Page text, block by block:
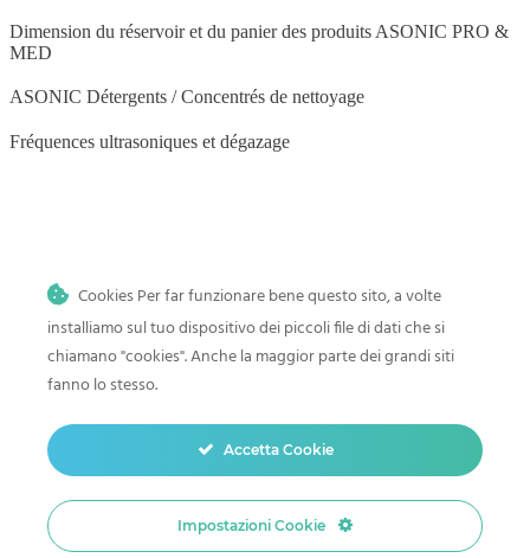
Dimension du réservoir et du panier des produits ASONIC PRO &
MED
ASONIC Détergents / Concentrés de nettoyage
Fréquences ultrasoniques et dégazage
Nettoyage par ultrasons à domicile
Histoire et progrès du nettoyage par ultrasons
Comment nettoyer les jouets de bébé dans un nettoyeur à ultrasons
Nettoyage par ultrasons des pinceaux de maquillage
Nettoyage par ultrasons des légumes et des fruits
Cookies Per far funzionare bene questo sito, a volte
installiamo sul tuo dispositivo dei piccoli file di dati che si
chiamano "cookies". Anche la maggior parte dei grandi siti
fanno lo stesso.
Accetta Cookie
Impostazioni Cookie